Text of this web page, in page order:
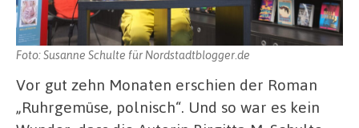
Foto: Susanne Schulte für Nordstadtblogger.de
Vor gut zehn Monaten erschien der Roman
„Ruhrgemüse, polnisch“. Und so war es kein